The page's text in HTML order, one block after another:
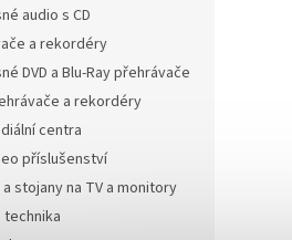
audio s CD
a rekordéry
DVD a Blu-Ray přehrávače
a rekordéry
centra
příslušenství
stojany na TV a monitory
technika